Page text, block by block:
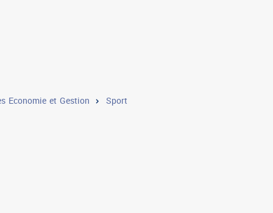
Economie et Gestion Sport